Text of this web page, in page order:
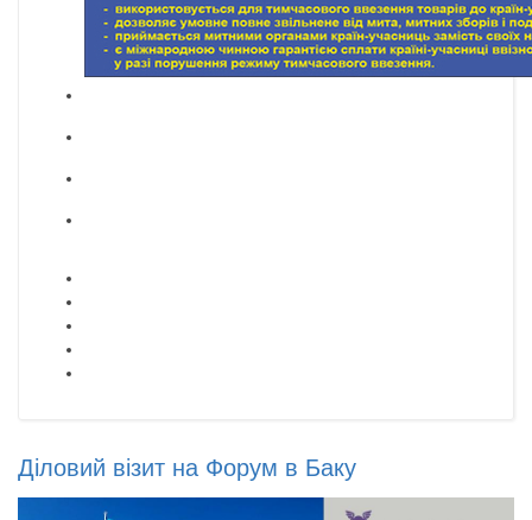
Діловий візит на Форум в Баку